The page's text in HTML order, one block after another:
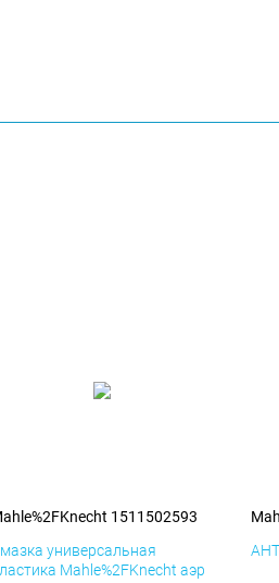
1511502593
универсальная
Mahle%2FKnecht аэр